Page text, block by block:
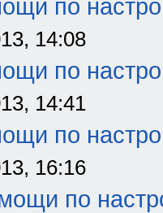
по
14:08
по
14:41
по
16:16
по